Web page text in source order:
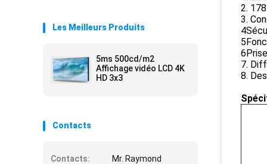
Les Meilleurs Produits
5ms 500cd/m2
Affichage vidéo LCD 4K
HD 3x3
Contacts
Contacts:
Mr. Raymond
2.
3.
7.
8.